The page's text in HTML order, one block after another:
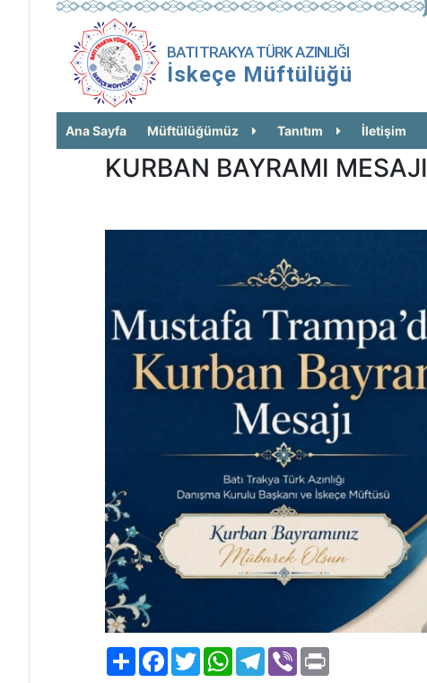
BATI TRAKYA TÜRK AZINLIĞI
İskeçe Müftülüğü
Ana Sayfa Müftülüğümüz Tanıtım İletişim
KURBAN BAYRAMI MESAJI
PaylaşFacebook
TwitterWhatsAppTelegram
Viber